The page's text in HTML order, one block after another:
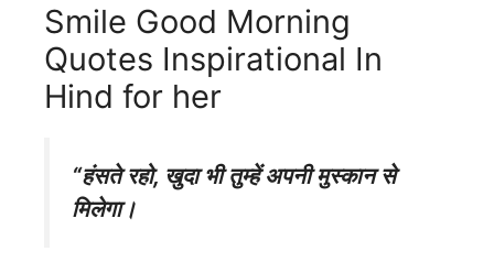
Smile Good Morning
Quotes Inspirational In
Hind for her
“हंसते रहो, खुदा भी तुम्हें अपनी मुस्कान से
मिलेगा।